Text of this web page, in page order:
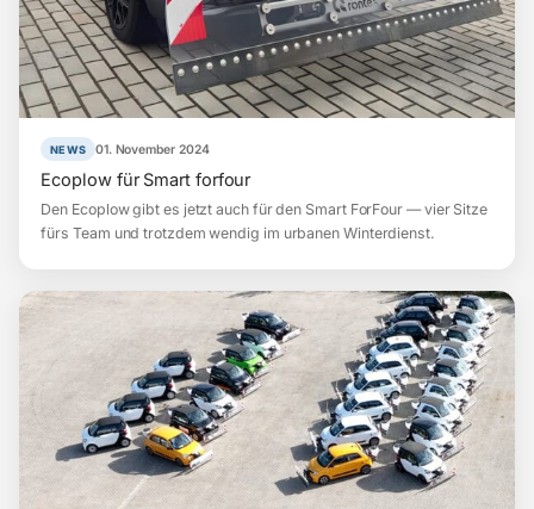
NEWS 01. November 2024
Ecoplow für Smart forfour
Den Ecoplow gibt es jetzt auch für den Smart ForFour — vier Sitze
fürs Team und trotzdem wendig im urbanen Winterdienst.